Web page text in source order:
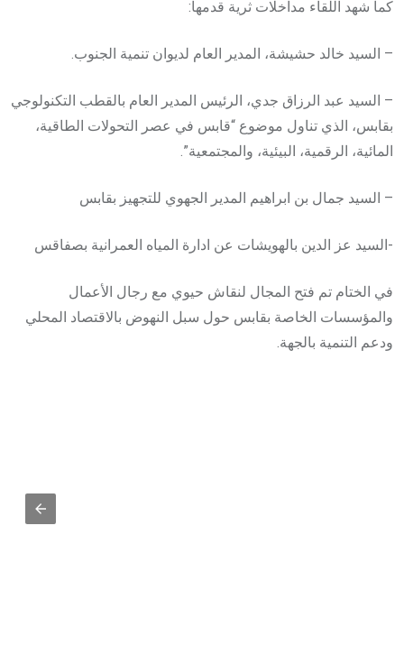
كما شهد اللقاء مداخلات ثرية قدمها:
– السيد خالد حشيشة، المدير العام لديوان تنمية الجنوب.
– السيد عبد الرزاق جدي، الرئيس المدير العام بالقطب التكنولوجي
بقابس، الذي تناول موضوع “قابس في عصر التحولات الطاقية،
المائية، الرقمية، البيئية، والمجتمعية”.
– السيد جمال بن ابراهيم المدير الجهوي للتجهيز بقابس
-السيد عز الدين بالهويشات عن ادارة المياه العمرانية بصفاقس
في الختام تم فتح المجال لنقاش حيوي مع رجال الأعمال
والمؤسسات الخاصة بقابس حول سبل النهوض بالاقتصاد المحلي
ودعم التنمية بالجهة.